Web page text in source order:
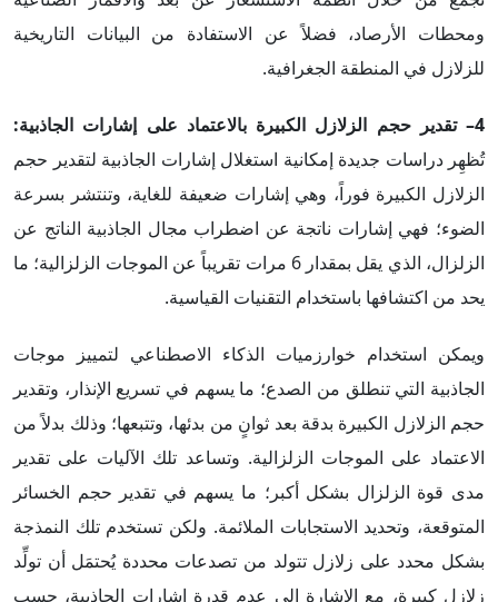
ومحطات الأرصاد، فضلاً عن الاستفادة من البيانات التاريخية
للزلازل في المنطقة الجغرافية.
4– تقدير حجم الزلازل الكبيرة بالاعتماد على إشارات الجاذبية:
تُظهِر دراسات جديدة إمكانية استغلال إشارات الجاذبية لتقدير حجم
الزلازل الكبيرة فوراً، وهي إشارات ضعيفة للغاية، وتنتشر بسرعة
الضوء؛ فهي إشارات ناتجة عن اضطراب مجال الجاذبية الناتج عن
الزلزال، الذي يقل بمقدار 6 مرات تقريباً عن الموجات الزلزالية؛ ما
يحد من اكتشافها باستخدام التقنيات القياسية.
ويمكن استخدام خوارزميات الذكاء الاصطناعي لتمييز موجات
الجاذبية التي تنطلق من الصدع؛ ما يسهم في تسريع الإنذار، وتقدير
حجم الزلازل الكبيرة بدقة بعد ثوانٍ من بدئها، وتتبعها؛ وذلك بدلاً من
الاعتماد على الموجات الزلزالية. وتساعد تلك الآليات على تقدير
مدى قوة الزلزال بشكل أكبر؛ ما يسهم في تقدير حجم الخسائر
المتوقعة، وتحديد الاستجابات الملائمة. ولكن تستخدم تلك النمذجة
بشكل محدد على زلازل تتولد من تصدعات محددة يُحتمَل أن تولِّد
زلازل كبيرة، مع الإشارة إلى عدم قدرة إشارات الجاذبية، حسب